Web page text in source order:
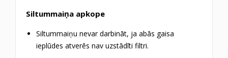
Siltummaiņa apkope
Siltummaiņu nevar darbināt, ja abās gaisa
ieplūdes atverēs nav uzstādīti filtri.